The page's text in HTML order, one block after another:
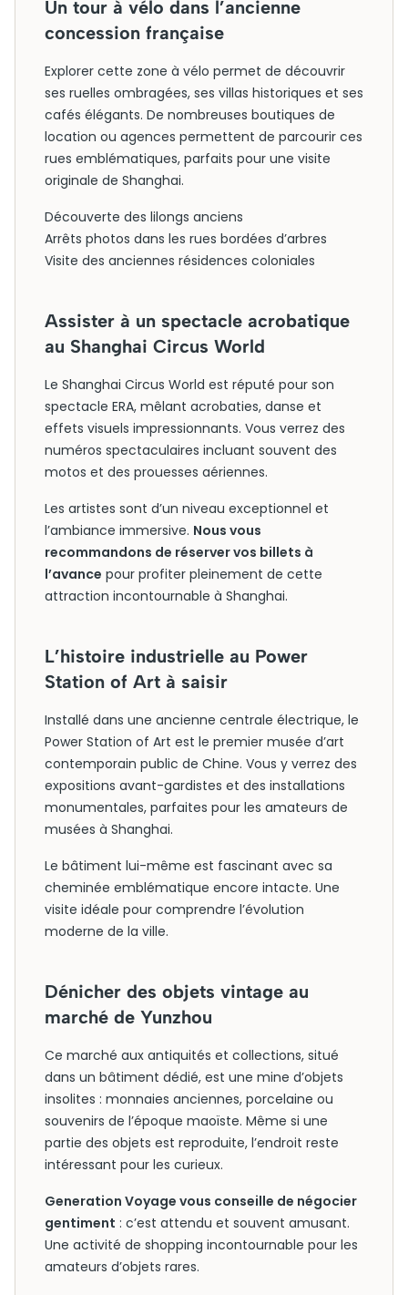
Un tour à vélo dans l’ancienne
concession française
Explorer cette zone à vélo permet de découvrir
ses ruelles ombragées, ses villas historiques et ses
cafés élégants. De nombreuses boutiques de
location ou agences permettent de parcourir ces
rues emblématiques, parfaits pour une visite
originale de Shanghai.
Découverte des lilongs anciens
Arrêts photos dans les rues bordées d’arbres
Visite des anciennes résidences coloniales
Assister à un spectacle acrobatique
au Shanghai Circus World
Le Shanghai Circus World est réputé pour son
spectacle ERA, mêlant acrobaties, danse et
effets visuels impressionnants. Vous verrez des
numéros spectaculaires incluant souvent des
motos et des prouesses aériennes.
Les artistes sont d’un niveau exceptionnel et
l’ambiance immersive. Nous vous
recommandons de réserver vos billets à
l’avance pour profiter pleinement de cette
attraction incontournable à Shanghai.
L’histoire industrielle au Power
Station of Art à saisir
Installé dans une ancienne centrale électrique, le
Power Station of Art est le premier musée d’art
contemporain public de Chine. Vous y verrez des
expositions avant-gardistes et des installations
monumentales, parfaites pour les amateurs de
musées à Shanghai.
Le bâtiment lui-même est fascinant avec sa
cheminée emblématique encore intacte. Une
visite idéale pour comprendre l’évolution
moderne de la ville.
Dénicher des objets vintage au
marché de Yunzhou
Ce marché aux antiquités et collections, situé
dans un bâtiment dédié, est une mine d’objets
insolites : monnaies anciennes, porcelaine ou
souvenirs de l’époque maoïste. Même si une
partie des objets est reproduite, l’endroit reste
intéressant pour les curieux.
Generation Voyage vous conseille de négocier
gentiment : c’est attendu et souvent amusant.
Une activité de shopping incontournable pour les
amateurs d’objets rares.